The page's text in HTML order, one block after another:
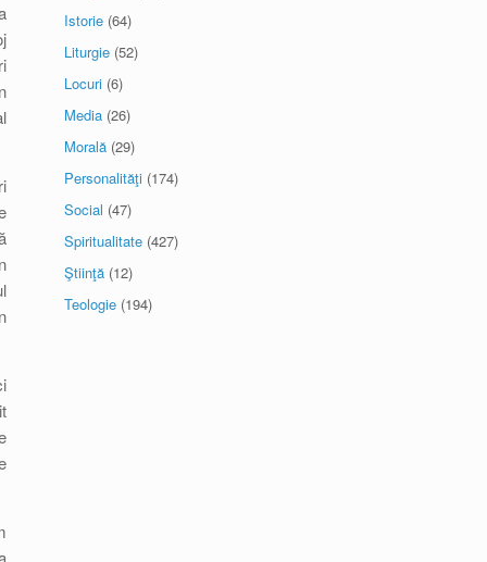
Istorie (64)
Liturgie (52)
Locuri (6)
Media (26)
Morală (29)
Personalităţi (174)
Social (47)
Spiritualitate (427)
Ştiinţă (12)
Teologie (194)